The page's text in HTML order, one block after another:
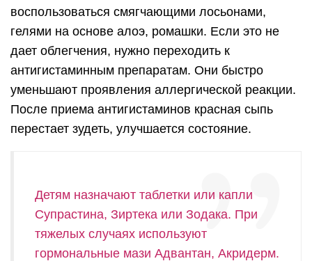
воспользоваться смягчающими лосьонами,
гелями на основе алоэ, ромашки. Если это не
дает облегчения, нужно переходить к
антигистаминным препаратам. Они быстро
уменьшают проявления аллергической реакции.
После приема антигистаминов красная сыпь
перестает зудеть, улучшается состояние.
Детям назначают таблетки или капли
Супрастина, Зиртека или Зодака. При
тяжелых случаях используют
гормональные мази Адвантан, Акридерм.